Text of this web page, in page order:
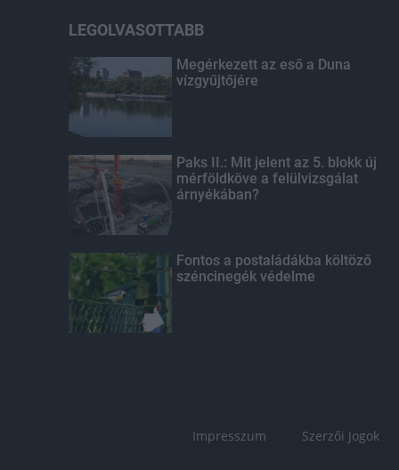
LEGOLVASOTTABB
Megérkezett az eső a Duna
vízgyűjtőjére
Paks II.: Mit jelent az 5. blokk új
mérföldköve a felülvizsgálat
árnyékában?
Fontos a postaládákba költöző
széncinegék védelme
Impresszum Szerzői Jogok